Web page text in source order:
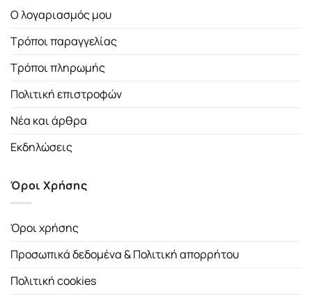
Ο λογαριασμός μου
Τρόποι παραγγελίας
Τρόποι πληρωμής
Πολιτική επιστροφών
Νέα και άρθρα
Εκδηλώσεις
Όροι Χρήσης
Όροι χρήσης
Προσωπικά δεδομένα & Πολιτική απορρήτου
Πολιτική cookies